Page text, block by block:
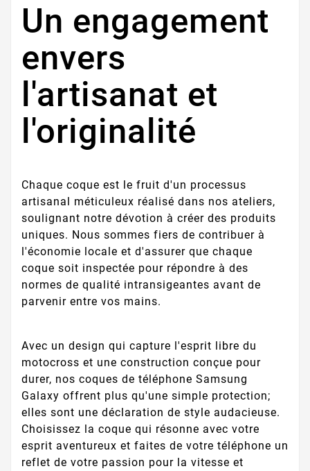
Un engagement
envers
l'artisanat et
l'originalité
Chaque coque est le fruit d'un processus
artisanal méticuleux réalisé dans nos ateliers,
soulignant notre dévotion à créer des produits
uniques. Nous sommes fiers de contribuer à
l'économie locale et d'assurer que chaque
coque soit inspectée pour répondre à des
normes de qualité intransigeantes avant de
parvenir entre vos mains.
Avec un design qui capture l'esprit libre du
motocross et une construction conçue pour
durer, nos coques de téléphone Samsung
Galaxy offrent plus qu'une simple protection;
elles sont une déclaration de style audacieuse.
Choisissez la coque qui résonne avec votre
esprit aventureux et faites de votre téléphone un
reflet de votre passion pour la vitesse et